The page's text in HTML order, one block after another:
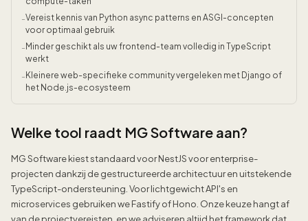
-Vereist kennis van Python async patterns en ASGI-concepten
voor optimaal gebruik
- Minder geschikt als uw frontend-team volledig in TypeScript
werkt
- Kleinere web-specifieke community vergeleken met Django of
het Node.js-ecosysteem
Welke tool raadt MG Software aan?
MG Software kiest standaard voor NestJS voor enterprise-
projecten dankzij de gestructureerde architectuur en uitstekende
TypeScript-ondersteuning. Voor lichtgewicht API's en
microservices gebruiken we Fastify of Hono. Onze keuze hangt af